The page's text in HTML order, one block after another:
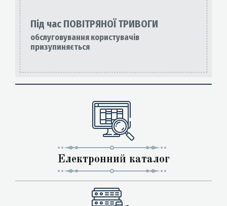
Під час ПОВІТРЯНОЇ ТРИВОГИ
обслуговування користувачів
призупиняється
Електронний каталог